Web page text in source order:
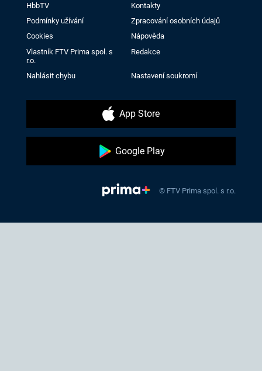
HbbTV
Kontakty
Podmínky užívání
Zpracování osobních údajů
Cookies
Nápověda
Vlastník FTV Prima spol. s
r.o.
Redakce
Nahlásit chybu Nastavení soukromí
App Store
Google Play
© FTV Prima spol. s r.o.